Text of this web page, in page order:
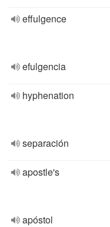
effulgence
efulgencia
hyphenation
separación
apostle's
apóstol